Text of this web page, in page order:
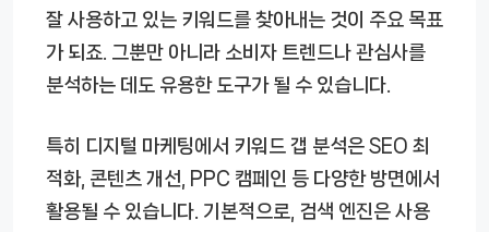
잘 사용하고 있는 키워드를 찾아내는 것이 주요 목표
가 되죠. 그뿐만 아니라 소비자 트렌드나 관심사를
분석하는 데도 유용한 도구가 될 수 있습니다.
특히 디지털 마케팅에서 키워드 갭 분석은 SEO 최
적화, 콘텐츠 개선, PPC 캠페인 등 다양한 방면에서
활용될 수 있습니다. 기본적으로, 검색 엔진은 사용